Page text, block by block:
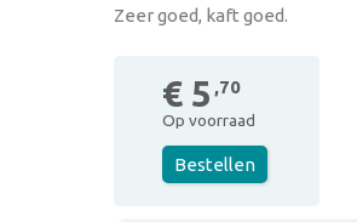
Zeer goed, kaft goed.
€ 5 ,70
Op voorraad
Bestellen